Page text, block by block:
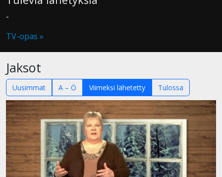
-
TV-opas »
Jaksot
Uusimmat A – Ö Viimeksi lähetetty Tulossa